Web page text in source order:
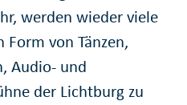
werden wieder viele
von Tänzen,
Audio- und
der Lichtburg zu